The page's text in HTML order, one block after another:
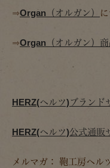
⇒Organ（オルガン）
⇒Organ（オルガン）
HERZ(ヘルツ)ブランド
HERZ(ヘルツ)公式通販
メルマガ： 鞄工房ヘル